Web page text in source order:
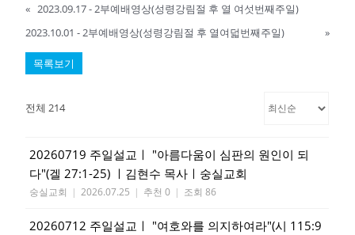
« 2023.09.17 - 2부예배영상(성령강림절 후 열 여섯번째주일)
2023.10.01 - 2부예배영상(성령강림절 후 열여덟번째주일)
»
목록보기
전체 214
20260719 주일설교ㅣ "아름다움이 심판의 원인이 되
다"(겔 27:1-25) ㅣ김현수 목사ㅣ숭실교회
숭실교회 | 2026.07.25 | 추천 0 | 조회 86
20260712 주일설교ㅣ "여호와를 의지하여라"(시 115:9